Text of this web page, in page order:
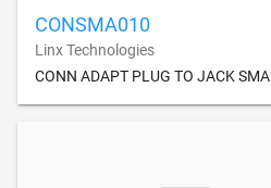
CONSMA010
Linx Technologies
CONN ADAPT PLUG TO JACK SMA